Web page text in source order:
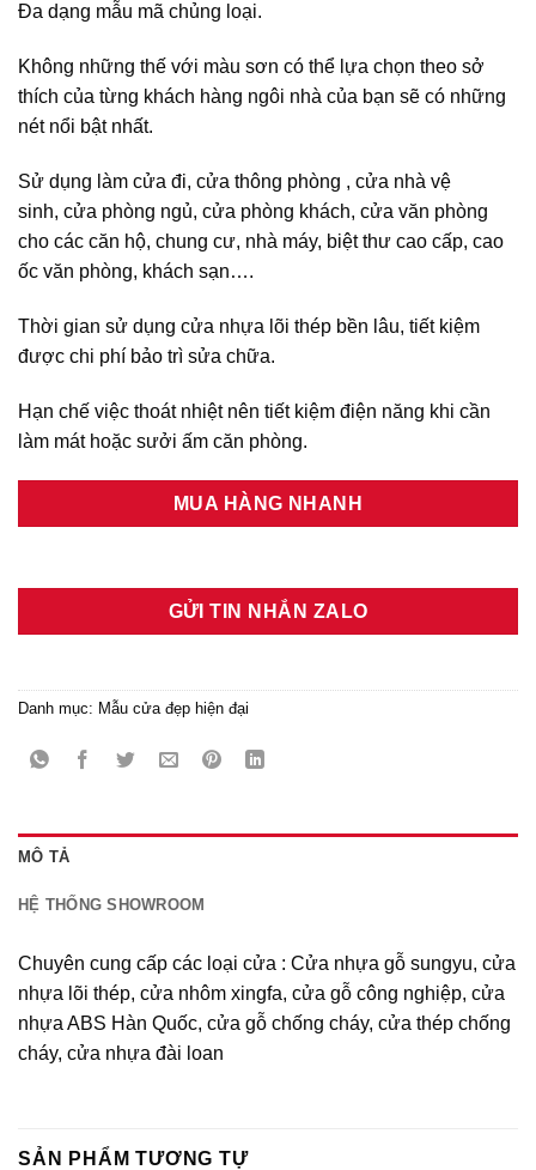
Đa dạng mẫu mã chủng loại.
Không những thế với màu sơn có thể lựa chọn theo sở
thích của từng khách hàng ngôi nhà của bạn sẽ có những
nét nổi bật nhất.
Sử dụng làm cửa đi, cửa thông phòng , cửa nhà vệ
sinh, cửa phòng ngủ, cửa phòng khách, cửa văn phòng
cho các căn hộ, chung cư, nhà máy, biệt thư cao cấp, cao
ốc văn phòng, khách sạn….
Thời gian sử dụng cửa nhựa lõi thép bền lâu, tiết kiệm
được chi phí bảo trì sửa chữa.
Hạn chế việc thoát nhiệt nên tiết kiệm điện năng khi cần
làm mát hoặc sưởi ấm căn phòng.
MUA HÀNG NHANH
GỬI TIN NHẮN ZALO
Danh mục: Mẫu cửa đẹp hiện đại
MÔ TẢ
HỆ THỐNG SHOWROOM
Chuyên cung cấp các loại cửa : Cửa nhựa gỗ sungyu, cửa
nhựa lõi thép, cửa nhôm xingfa, cửa gỗ công nghiệp, cửa
nhựa ABS Hàn Quốc, cửa gỗ chống cháy, cửa thép chống
cháy, cửa nhựa đài loan
SẢN PHẨM TƯƠNG TỰ